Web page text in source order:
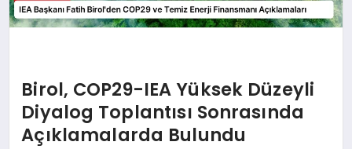
Birol, COP29-IEA Yüksek Düzeyli
Diyalog Toplantısı Sonrasında
Açıklamalarda Bulundu